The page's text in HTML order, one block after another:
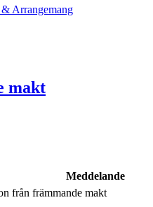
Arrangemang
makt
Meddelande
från främmande makt